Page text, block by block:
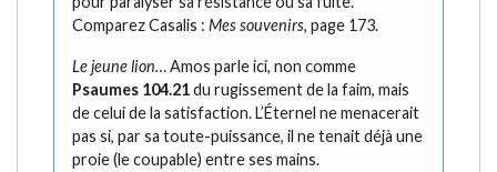
Comparez Casalis : Mes souvenirs, page 173.
Le jeune lion…Amos parle ici, non comme
Psaumes 104.21du rugissement de la faim, mais
de celui de la satisfaction. L’Éternel ne menacerait
pas si, par sa toute-puissance, il ne tenait déjà une
proie (le coupable) entre ses mains.